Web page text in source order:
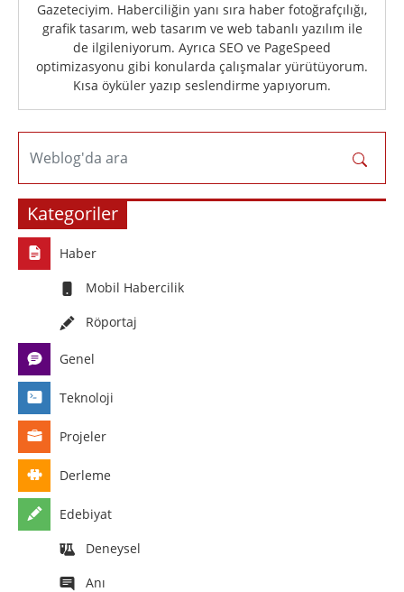
Gazeteciyim. Haberciliğin yanı sıra haber fotoğrafçılığı,
grafik tasarım, web tasarım ve web tabanlı yazılım ile
de ilgileniyorum. Ayrıca SEO ve PageSpeed
optimizasyonu gibi konularda çalışmalar yürütüyorum.
Kısa öyküler yazıp seslendirme yapıyorum.
Weblog'da ara
Kategoriler
Haber
Mobil Habercilik
Röportaj
Genel
Teknoloji
Projeler
Derleme
Edebiyat
Deneysel
Anı